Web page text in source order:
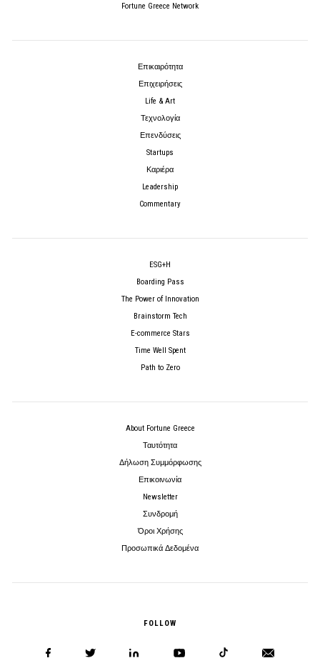
Fortune Greece Network
Επικαιρότητα
Επιχειρήσεις
Life & Art
Τεχνολογία
Επενδύσεις
Startups
Καριέρα
Leadership
Commentary
ESG+H
Boarding Pass
The Power of Innovation
Brainstorm Tech
E-commerce Stars
Time Well Spent
Path to Zero
About Fortune Greece
Ταυτότητα
Δήλωση Συμμόρφωσης
Επικοινωνία
Newsletter
Συνδρομή
Όροι Χρήσης
Προσωπικά Δεδομένα
FOLLOW